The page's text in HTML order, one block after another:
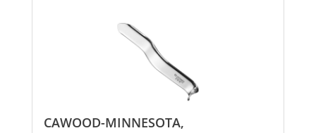
CAWOOD-MINNESOTA,